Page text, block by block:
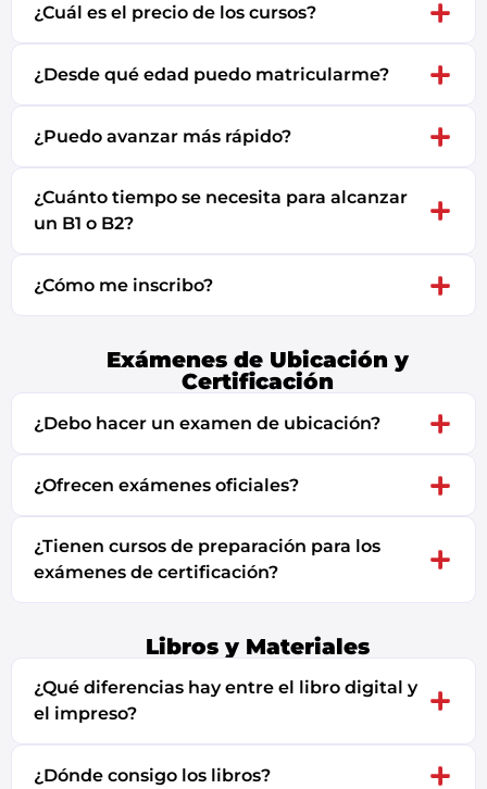
¿Cuál es el precio de los cursos?
¿Desde qué edad puedo matricularme?
¿Puedo avanzar más rápido?
¿Cuánto tiempo se necesita para alcanzar
un B1 o B2?
¿Cómo me inscribo?
Exámenes de Ubicación y
Certificación
¿Debo hacer un examen de ubicación?
¿Ofrecen exámenes oficiales?
¿Tienen cursos de preparación para los
exámenes de certificación?
Libros y Materiales
¿Qué diferencias hay entre el libro digital y
el impreso?
¿Dónde consigo los libros?